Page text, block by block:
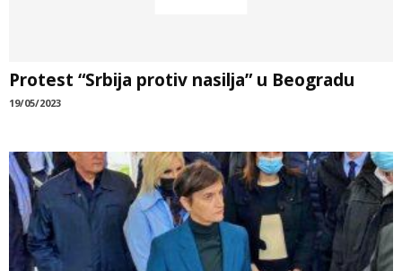
Protest “Srbija protiv nasilja” u Beogradu
19/05/2023